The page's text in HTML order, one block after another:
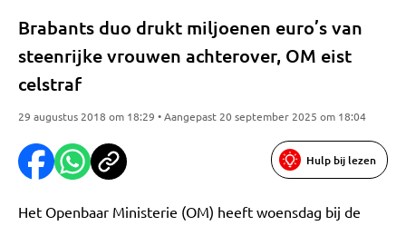
Brabants duo drukt miljoenen euro’s van
steenrijke vrouwen achterover, OM eist
celstraf
29 augustus 2018 om 18:29 • Aangepast 20 september 2025 om 18:04
Hulp bij lezen
Het Openbaar Ministerie (OM) heeft woensdag bij de